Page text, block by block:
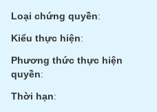
Loại chứng quyền:
Kiểu thực hiện:
Phương thức thực hiện
quyền:
Thời hạn:
tài
chính